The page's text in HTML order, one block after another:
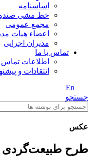
اساسنامه
خط مشی
مجمع عمومی
اعضاء هیات
مدیران اجرایی
تماس با ما
اطلاعات تماس
انتقادات و
En
جستجو
عکس
طرح طبیعت‌گردی